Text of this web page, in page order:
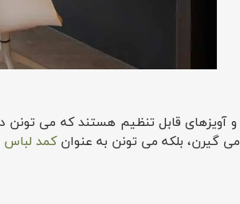
می گیرن، بلکه می تونن به عنوانکمد لباس